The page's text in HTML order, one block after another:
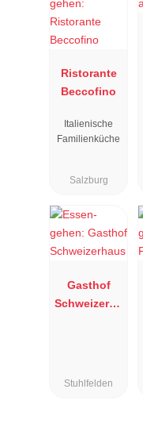
Ristorante
Beccofino
Italienische
Familienküche
Salzburg
Gasthof
Schweizerha
Stuhlfelden